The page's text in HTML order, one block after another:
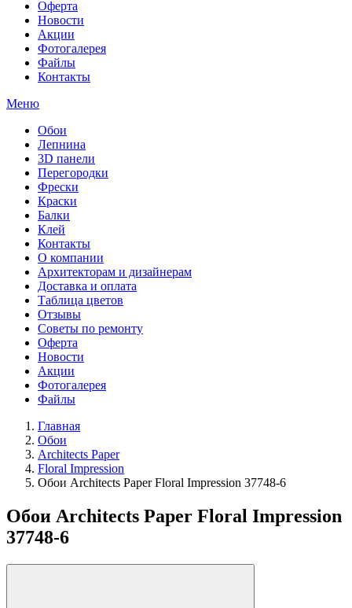
Оферта
Новости
Акции
Фотогалерея
Файлы
Контакты
Меню
Обои
Лепнина
3D панели
Перегородки
Фрески
Краски
Балки
Клей
Контакты
О компании
Архитекторам и дизайнерам
Доставка и оплата
Таблица цветов
Отзывы
Советы по ремонту
Оферта
Новости
Акции
Фотогалерея
Файлы
Главная
Обои
Architects Paper
Floral Impression
Обои Architects Paper Floral Impression 37748-6
Обои Architects Paper Floral Impression
37748-6